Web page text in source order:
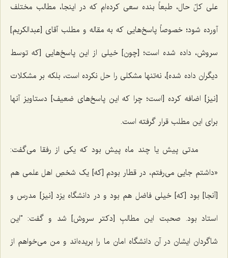
علی کلّ حال، طبعاً بنده سعی کرده‌ام که در اینجا، مطالب مختلف
آورده شود؛ خصوصاً پاسخ‌هایی که به مقاله و مطلب آقای [عبدالکریم]
سروش، داده شده است؛ [چون] خیلی از این پاسخ‌هایی [که توسط
دیگران داده شده]، نه‌تنها مشکلی را حل نکرده است، بلکه بر مشکلات
[نیز] اضافه کرده [است؛ چرا که این پاسخ‌های ضعیف] دستاویز آنها
برای این مطلب قرار گرفته است.
مدتی پیش یا چند ماه پیش بود که یکی از رفقا می‌گفت:
«داشتم جایی می‌رفتم، در قطار بودم [که] یک شخصِ اهل علمی هم
[آنجا] بود [که] خیلی فاضل هم بود و در دانشگاه یزد [نیز] مدرس و
استاد بود. صحبت این مطالبِ [دکتر سروش] شد و گفت: "این
شاگردان ایشان در آن دانشگاه امان ما را بریده‌اند و من می‌خواهم از